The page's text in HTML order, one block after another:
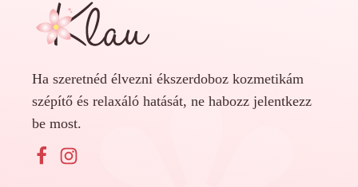
Ha szeretnéd élvezni ékszerdoboz kozmetikám
szépítő és relaxáló hatását, ne habozz jelentkezz
be most.